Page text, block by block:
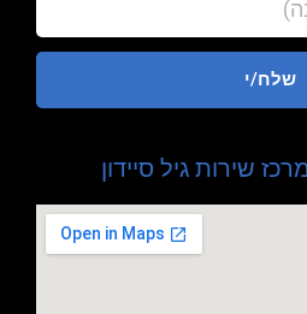
שלח/י
שירות גיל סיידון